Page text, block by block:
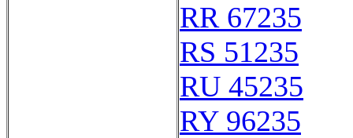
RR 67235
RS 51235
RU 45235
RY 96235